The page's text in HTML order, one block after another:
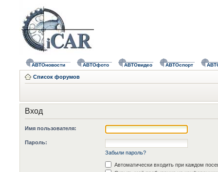
АВТОновости АВТОфото АВТОвидео АВТОспорт
Список форумов
Вход
Имя пользователя:
Пароль:
Забыли пароль?
Автоматически входить при каждом